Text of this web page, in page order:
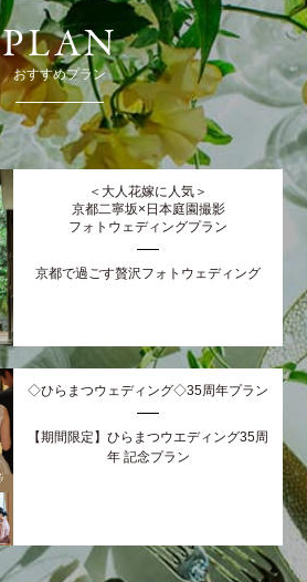
PLAN
おすすめプラン
＜大人花嫁に人気＞
京都二寧坂×日本庭園撮影
フォトウェディングプラン
京都で過ごす贅沢フォトウェディング
◇ひらまつウェディング◇35周年プラン
【期間限定】ひらまつウエディング35周
年 記念プラン